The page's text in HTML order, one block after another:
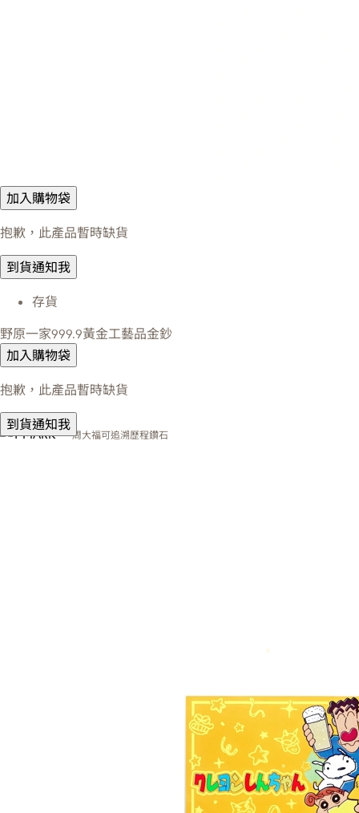
加入購物袋
抱歉，此產品暫時缺貨
到貨通知我
存貨
野原一家999.9黃金工藝品金鈔
加入購物袋
抱歉，此產品暫時缺貨
到貨通知我
周大福可追溯歷程鑽石